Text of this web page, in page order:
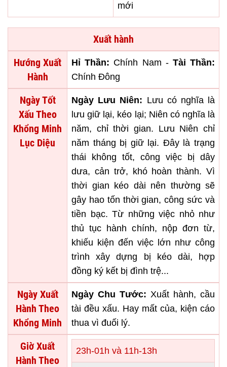
mới
Xuất hành
Hướng Xuất
Hành
Hỉ Thần: Chính Nam - Tài Thần:
Chính Đông
Ngày Tốt
Xấu Theo
Khổng Minh
Lục Diệu
Ngày Lưu Niên: Lưu có nghĩa là
lưu giữ lại, kéo lại; Niên có nghĩa là
năm, chỉ thời gian. Lưu Niên chỉ
năm tháng bị giữ lại. Đây là trạng
thái không tốt, công việc bị dây
dưa, cản trở, khó hoàn thành. Vì
thời gian kéo dài nên thường sẽ
gây hao tốn thời gian, công sức và
tiền bạc. Từ những việc nhỏ như
thủ tục hành chính, nộp đơn từ,
khiếu kiện đến việc lớn như công
trình xây dựng bị kéo dài, hợp
đồng ký kết bị đình trệ...
Ngày Xuất
Hành Theo
Khổng Minh
Ngày Chu Tước: Xuất hành, cầu
tài đều xấu. Hay mất của, kiện cáo
thua vì đuối lý.
Giờ Xuất
Hành Theo
23h-01h và 11h-13h